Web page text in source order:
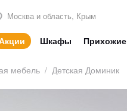
Москва и область, Крым
Шкафы Прихожие
мебель / Детская Доминик